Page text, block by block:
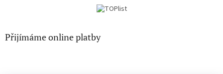
Přijímáme online platby